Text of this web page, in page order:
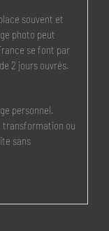
souvent et
photo peut
se font par
2 jours ouvrés.
personnel.
transformation ou
sans